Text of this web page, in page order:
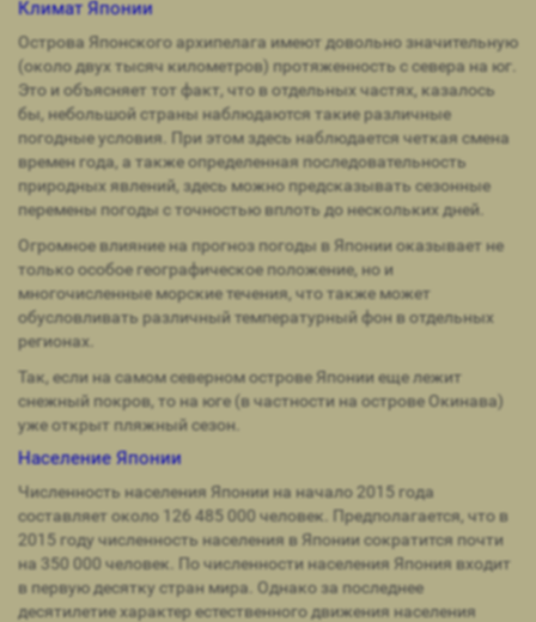
Климат Японии
Острова Японского архипелага имеют довольно значительную
(около двух тысяч километров) протяженность с севера на юг.
Это и объясняет тот факт, что в отдельных частях, казалось
бы, небольшой страны наблюдаются такие различные
погодные условия. При этом здесь наблюдается четкая смена
времен года, а также определенная последовательность
природных явлений, здесь можно предсказывать сезонные
перемены погоды с точностью вплоть до нескольких дней.
Огромное влияние на прогноз погоды в Японии оказывает не
только особое географическое положение, но и
многочисленные морские течения, что также может
обусловливать различный температурный фон в отдельных
регионах.
Так, если на самом северном острове Японии еще лежит
снежный покров, то на юге (в частности на острове Окинава)
уже открыт пляжный сезон.
Население Японии
Численность населения Японии на начало 2015 года
составляет около 126 485 000 человек. Предполагается, что в
2015 году численность населения в Японии сократится почти
на 350 000 человек. По численности населения Япония входит
в первую десятку стран мира. Однако за последнее
десятилетие характер естественного движения населения